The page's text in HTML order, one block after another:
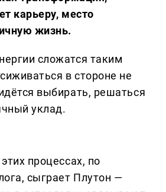
карьеру, место
жизнь.
сложатся таким
в стороне не
выбирать, решаться
уклад.
процессах, по
сыграет Плутон —